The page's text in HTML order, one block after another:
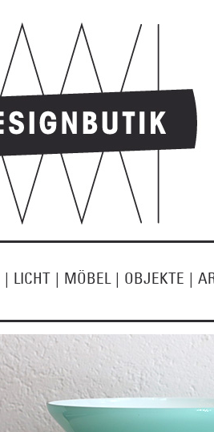
| LICHT | MÖBEL | OBJEKTE |